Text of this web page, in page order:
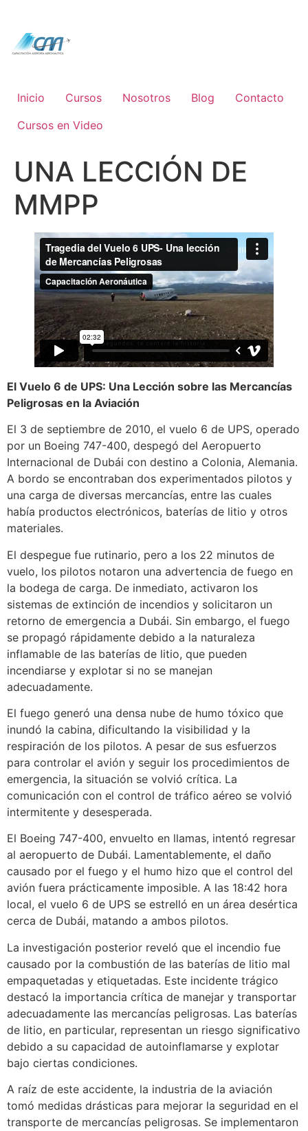
contenido
Inicio Cursos Nosotros Blog
Contacto
Cursos en Video
UNA LECCIÓN DE
MMPP
El Vuelo 6 de UPS: Una Lección sobre las Mercancías
Peligrosas en la Aviación
El 3 de septiembre de 2010, el vuelo 6 de UPS, operado
por un Boeing 747-400, despegó del Aeropuerto
Internacional de Dubái con destino a Colonia, Alemania.
A bordo se encontraban dos experimentados pilotos y
una carga de diversas mercancías, entre las cuales
había productos electrónicos, baterías de litio y otros
materiales.
El despegue fue rutinario, pero a los 22 minutos de
vuelo, los pilotos notaron una advertencia de fuego en
la bodega de carga. De inmediato, activaron los
sistemas de extinción de incendios y solicitaron un
retorno de emergencia a Dubái. Sin embargo, el fuego
se propagó rápidamente debido a la naturaleza
inflamable de las baterías de litio, que pueden
incendiarse y explotar si no se manejan
adecuadamente.
El fuego generó una densa nube de humo tóxico que
inundó la cabina, dificultando la visibilidad y la
respiración de los pilotos. A pesar de sus esfuerzos
para controlar el avión y seguir los procedimientos de
emergencia, la situación se volvió crítica. La
comunicación con el control de tráfico aéreo se volvió
intermitente y desesperada.
El Boeing 747-400, envuelto en llamas, intentó regresar
al aeropuerto de Dubái. Lamentablemente, el daño
causado por el fuego y el humo hizo que el control del
avión fuera prácticamente imposible. A las 18:42 hora
local, el vuelo 6 de UPS se estrelló en un área desértica
cerca de Dubái, matando a ambos pilotos.
La investigación posterior reveló que el incendio fue
causado por la combustión de las baterías de litio mal
empaquetadas y etiquetadas. Este incidente trágico
destacó la importancia crítica de manejar y transportar
adecuadamente las mercancías peligrosas. Las baterías
de litio, en particular, representan un riesgo significativo
debido a su capacidad de autoinflamarse y explotar
bajo ciertas condiciones.
A raíz de este accidente, la industria de la aviación
tomó medidas drásticas para mejorar la seguridad en el
transporte de mercancías peligrosas. Se implementaron